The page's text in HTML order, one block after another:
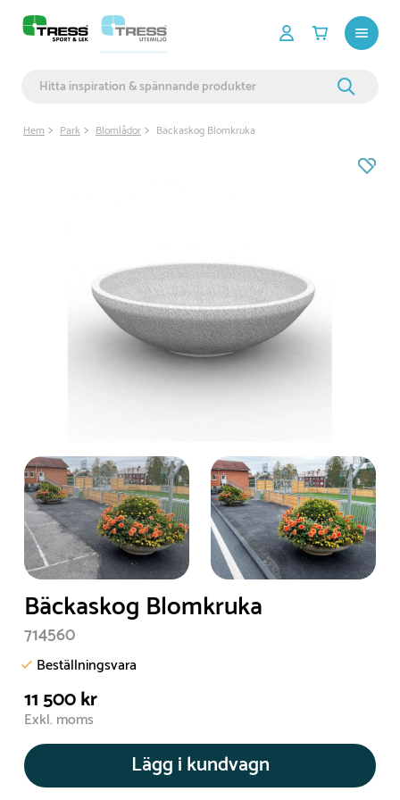
Hem Park Blomlådor Bäckaskog Blomkruka
Bäckaskog Blomkruka
714560
Beställningsvara
11 500 kr
Exkl. moms
Lägg i kundvagn